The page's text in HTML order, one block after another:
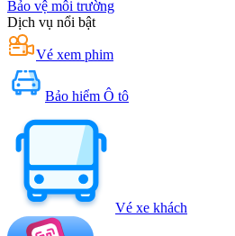
Bảo vệ môi trường
Dịch vụ nổi bật
Vé xem phim
Bảo hiểm Ô tô
Vé xe khách